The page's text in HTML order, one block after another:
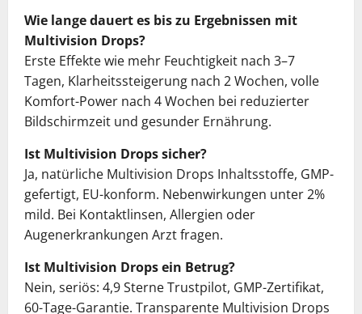
Wie lange dauert es bis zu Ergebnissen mit
Multivision Drops?
Erste Effekte wie mehr Feuchtigkeit nach 3–7
Tagen, Klarheitssteigerung nach 2 Wochen, volle
Komfort-Power nach 4 Wochen bei reduzierter
Bildschirmzeit und gesunder Ernährung.
Ist Multivision Drops sicher?
Ja, natürliche Multivision Drops Inhaltsstoffe, GMP-
gefertigt, EU-konform. Nebenwirkungen unter 2%
mild. Bei Kontaktlinsen, Allergien oder
Augenerkrankungen Arzt fragen.
Ist Multivision Drops ein Betrug?
Nein, seriös: 4,9 Sterne Trustpilot, GMP-Zertifikat,
60-Tage-Garantie. Transparente Multivision Drops